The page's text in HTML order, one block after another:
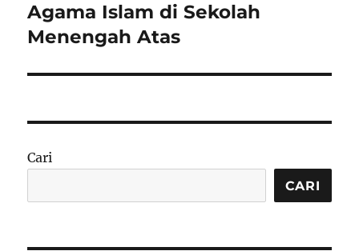
post:
Agama Islam di Sekolah
Menengah Atas
Cari
CARI